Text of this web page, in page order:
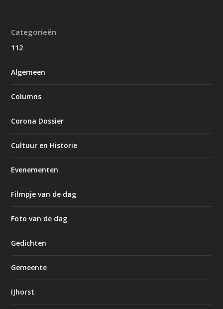
Categorieën
112
Algemeen
Columns
Corona Dossier
Cultuur en Historie
Evenementen
Filmpje van de dag
Foto van de dag
Gedichten
Gemeente
IJhorst